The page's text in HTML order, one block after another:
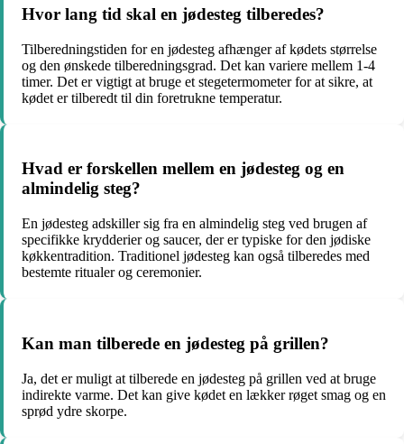
Hvor lang tid skal en jødesteg tilberedes?
Tilberedningstiden for en jødesteg afhænger af kødets størrelse
og den ønskede tilberedningsgrad. Det kan variere mellem 1-4
timer. Det er vigtigt at bruge et stegetermometer for at sikre, at
kødet er tilberedt til din foretrukne temperatur.
Hvad er forskellen mellem en jødesteg og en
almindelig steg?
En jødesteg adskiller sig fra en almindelig steg ved brugen af
specifikke krydderier og saucer, der er typiske for den jødiske
køkkentradition. Traditionel jødesteg kan også tilberedes med
bestemte ritualer og ceremonier.
Kan man tilberede en jødesteg på grillen?
Ja, det er muligt at tilberede en jødesteg på grillen ved at bruge
indirekte varme. Det kan give kødet en lækker røget smag og en
sprød ydre skorpe.